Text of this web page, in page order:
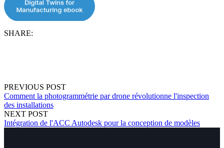
SHARE:
PREVIOUS POST
Comment la photogrammétrie par drone révolutionne l'inspection
des installations
NEXT POST
Intégration de l'ACC Autodesk pour la conception de modèles